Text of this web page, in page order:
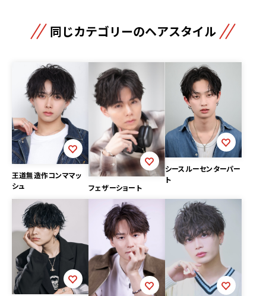
同じカテゴリーのヘアスタイル
王道無造作コンママッ
シュ
フェザーショート
シースルーセンターパー
ト